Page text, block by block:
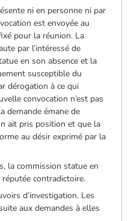
ni en personne ni par
est envoyée au
pour la réunion. La
par l’intéressé de
en son absence et la
susceptible du
dérogation à ce qui
convocation n’est pas
demande émane de
ait pris position et que la
au désir exprimé par la
la commission statue en
contradictoire.
d’investigation. Les
aux demandes à elles